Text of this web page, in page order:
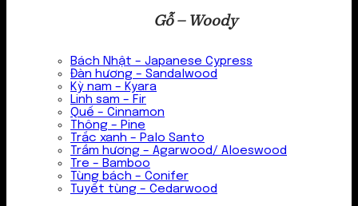
Gỗ – Woody
Bách Nhật – Japanese Cypress
Đàn hương – Sandalwood
Kỳ nam – Kyara
Linh sam – Fir
Quế – Cinnamon
Thông – Pine
Trắc xanh – Palo Santo
Trầm hương – Agarwood/ Aloeswood
Tre – Bamboo
Tùng bách – Conifer
Tuyết tùng – Cedarwood